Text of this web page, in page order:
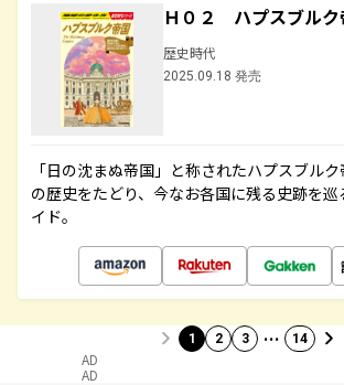
Ｈ０２ ハプスブルク
歴史時代
2025.09.18 発売
「日の沈まぬ帝国」と称されたハプスブル
の歴史をたどり、今なお各国に残る史跡を
イド。
1 2 3 … 14
AD
AD